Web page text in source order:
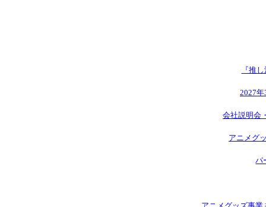
『推
2027
会社説明会
アニメグ
パ